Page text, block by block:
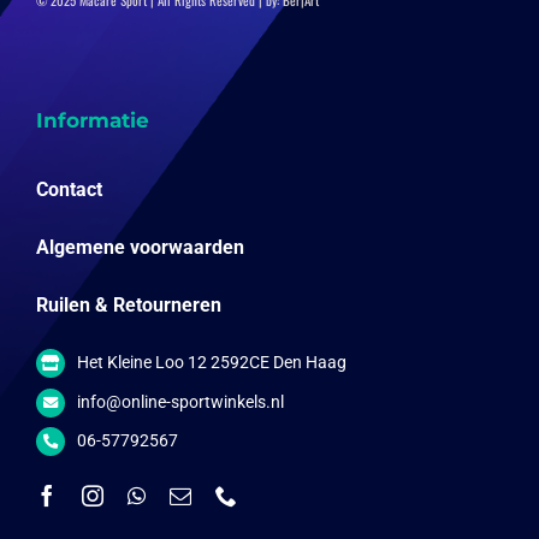
Informatie
Contact
Algemene voorwaarden
Ruilen & Retourneren
Het Kleine Loo 12 2592CE Den Haag
info@online-sportwinkels.nl
06-57792567